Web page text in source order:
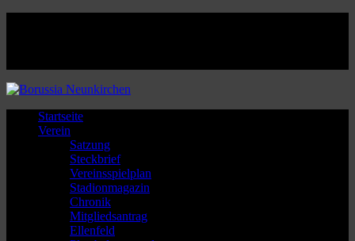
Startseite
Verein
Satzung
Steckbrief
Vereinsspielplan
Stadionmagazin
Chronik
Mitgliedsantrag
Ellenfeld